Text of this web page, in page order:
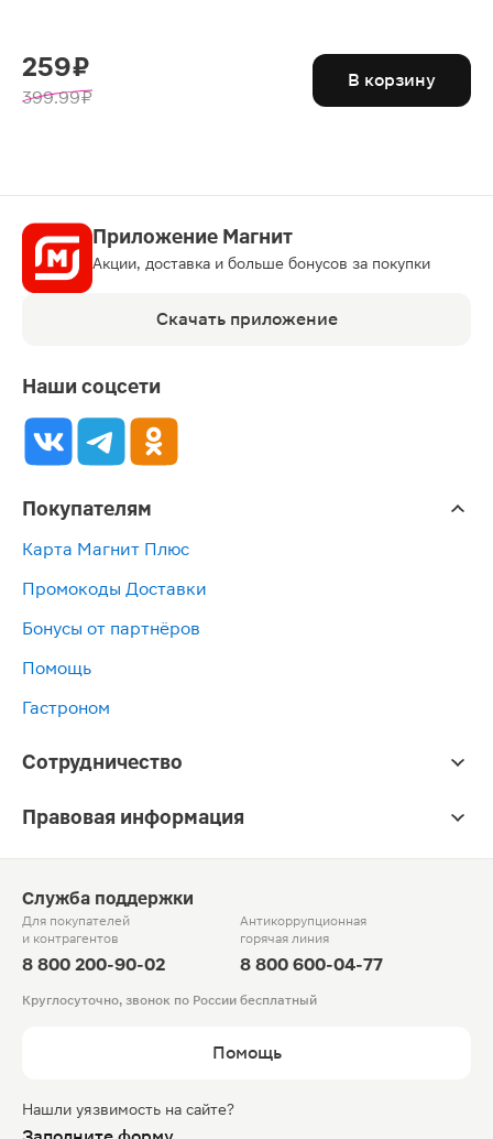
259 ₽
399.99 ₽
В корзину
Приложение Магнит
Акции, доставка и больше бонусов за покупки
Скачать приложение
Наши соцсети
Покупателям
Карта Магнит Плюс
Промокоды Доставки
Бонусы от партнёров
Помощь
Гастроном
Сотрудничество
Правовая информация
Служба поддержки
Для покупателей
и контрагентов
8 800 200-90-02
Антикоррупционная
горячая линия
8 800 600-04-77
Круглосуточно, звонок по России бесплатный
Помощь
Нашли уязвимость на сайте?